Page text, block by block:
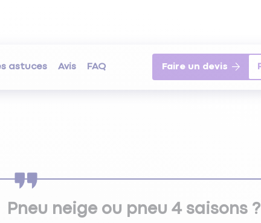
astuces Avis FAQ Faire un devis
Pneu neige ou pneu 4 saisons ?